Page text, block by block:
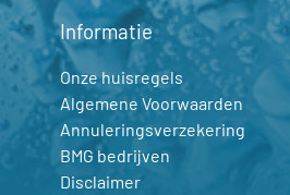
Informatie
Onze huisregels
Algemene Voorwaarden
Annuleringsverzekering
BMG bedrijven
Disclaimer